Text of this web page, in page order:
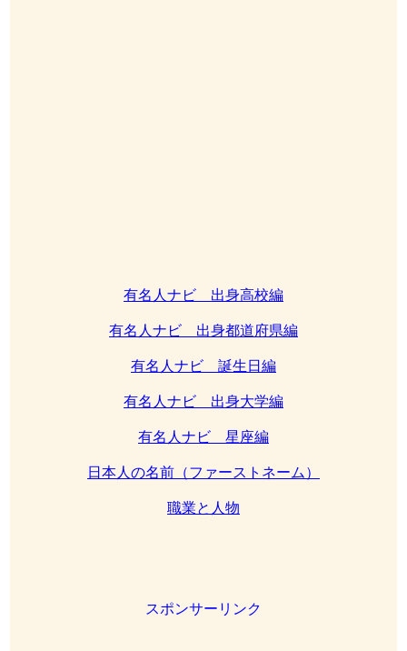
有名人ナビ 出身高校編
有名人ナビ 出身都道府県編
有名人ナビ 誕生日編
有名人ナビ 出身大学編
有名人ナビ 星座編
日本人の名前（ファーストネーム）
職業と人物
スポンサーリンク